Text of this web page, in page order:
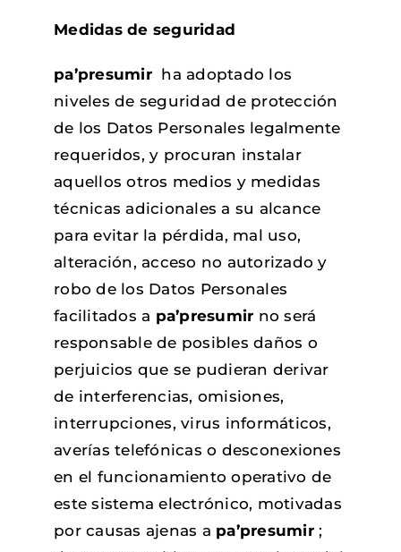
Medidas de seguridad
pa’presumirha adoptado los
niveles de seguridad de protección
de los Datos Personales legalmente
requeridos, y procuran instalar
aquellos otros medios y medidas
técnicas adicionales a su alcance
para evitar la pérdida, mal uso,
alteración, acceso no autorizado y
robo de los Datos Personales
facilitados a pa’presumir no será
responsable de posibles daños o
perjuicios que se pudieran derivar
de interferencias, omisiones,
interrupciones, virus informáticos,
averías telefónicas o desconexiones
en el funcionamiento operativo de
este sistema electrónico, motivadas
por causas ajenas a pa’presumir;